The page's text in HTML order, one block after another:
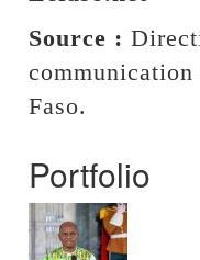
Source :
communication
Faso.
Portfolio